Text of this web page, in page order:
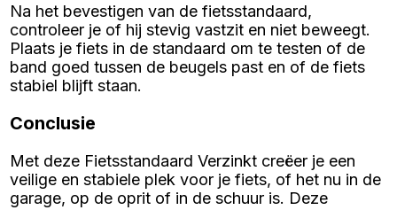
Na het bevestigen van de fietsstandaard,
controleer je of hij stevig vastzit en niet beweegt.
Plaats je fiets in de standaard om te testen of de
band goed tussen de beugels past en of de fiets
stabiel blijft staan.
Conclusie
Met deze Fietsstandaard Verzinkt creëer je een
veilige en stabiele plek voor je fiets, of het nu in de
garage, op de oprit of in de schuur is. Deze